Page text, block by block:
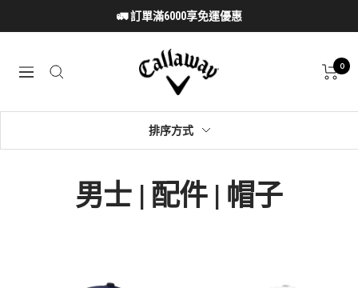
🚛 訂單滿6000享免運優惠
導
Callaway
Taiwan
0
排序方式
男士 | 配件 | 帽子